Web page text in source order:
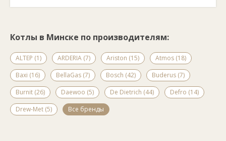
Каждая единица оборудования проходит несколько
высококвалифицированными профессионалами своего
и последующему повышению объема знаний. Выбирая
продукцию этого производителя, вы становитесь
обладателем изделия, которое надежно прослужит долгое
время и не подведет в процессе эксплуатации.
Котлы в Минске по производителям:
ALTEP (1) ARDERIA (7) Ariston (15)
Atmos (18)
Baxi (16)
BellaGas (7) Bosch (42)
Buderus (7)
Burnit (26)
Daewoo (5) De Dietrich (44)
Defro (14)
Drew-Met (5)
Все бренды